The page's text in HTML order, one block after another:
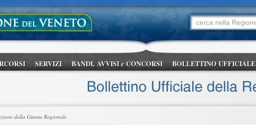
SERVIZI BANDI, AVVISIeCONCORSI BOLLETTINO UFFICIALE
della Giunta Regionale